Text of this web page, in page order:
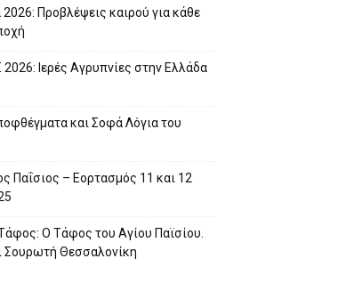
Προβλέψεις καιρού για κάθε
Ιερές Αγρυπνίες στην Ελλάδα
και Σοφά Λόγια του
Παΐσιος – Εορτασμός 11 και 12
Ο Τάφος του Αγίου Παϊσίου.
Σουρωτή Θεσσαλονίκη